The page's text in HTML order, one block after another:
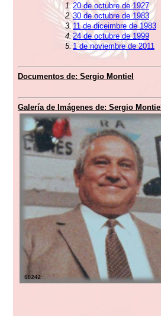
1.20 de octubre de 1927
2. 30 de octubre de 1983
3. 11 de diceimbre de 1983
4.24 de octubre de 1999
5. 1 de noviembre de 2011
Documentos de: Sergio Montiel
Galería de Imágenes de: Sergio Montiel